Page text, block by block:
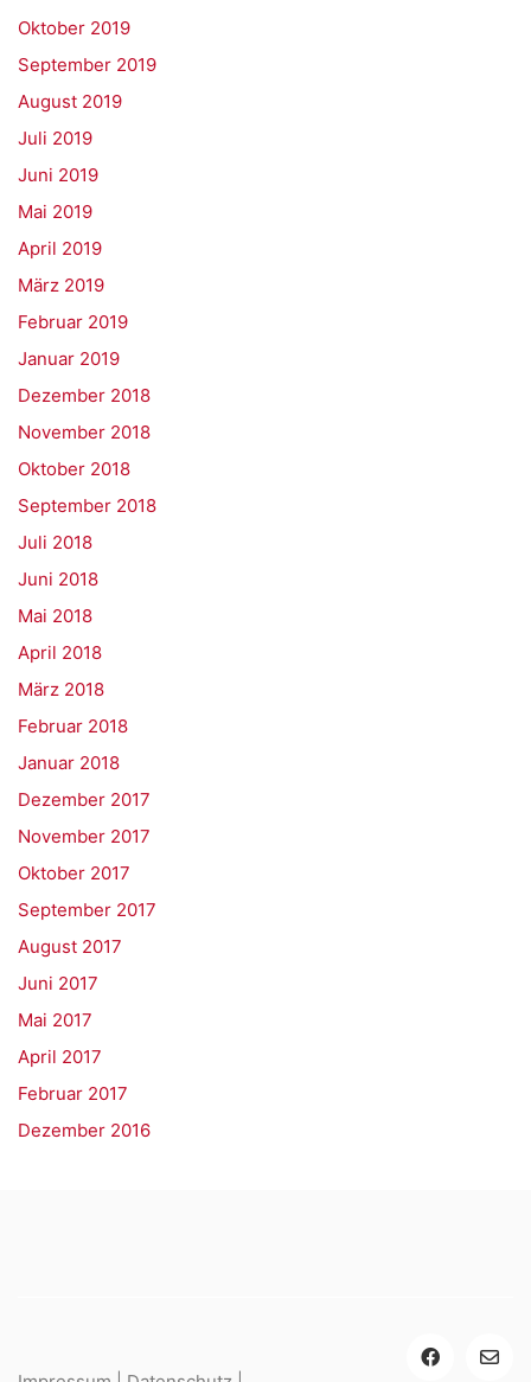
Oktober 2019
September 2019
August 2019
Juli 2019
Juni 2019
Mai 2019
April 2019
März 2019
Februar 2019
Januar 2019
Dezember 2018
November 2018
Oktober 2018
September 2018
Juli 2018
Juni 2018
Mai 2018
April 2018
März 2018
Februar 2018
Januar 2018
Dezember 2017
November 2017
Oktober 2017
September 2017
August 2017
Juni 2017
Mai 2017
April 2017
Februar 2017
Dezember 2016